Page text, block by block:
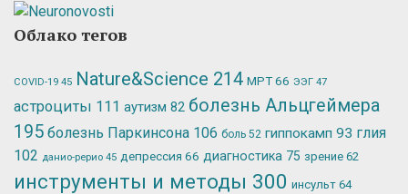
Облако тегов
COVID-19 45 Nature&Science 214 МРТ66 ЭЭГ 47
астроциты 111 аутизм 82 болезнь Альцгеймера
195 болезнь Паркинсона 106 боль 52 гиппокамп 93 глия
102 данио-рерио 45 депрессия 66 диагностика 75 зрение 62
инструменты и методы 300 инсульт 64